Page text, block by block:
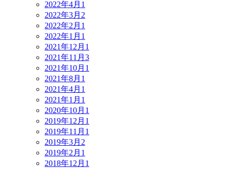
2022年4月 1
2022年3月 2
2022年2月 1
2022年1月 1
2021年12月 1
2021年11月 3
2021年10月 1
2021年8月 1
2021年4月 1
2021年1月 1
2020年10月 1
2019年12月 1
2019年11月 1
2019年3月 2
2019年2月 1
2018年12月 1